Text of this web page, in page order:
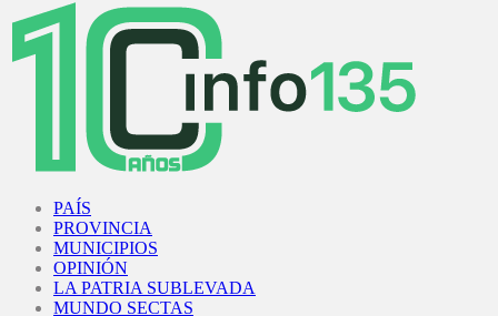
PAÍS
PROVINCIA
MUNICIPIOS
OPINIÓN
LA PATRIA SUBLEVADA
MUNDO SECTAS